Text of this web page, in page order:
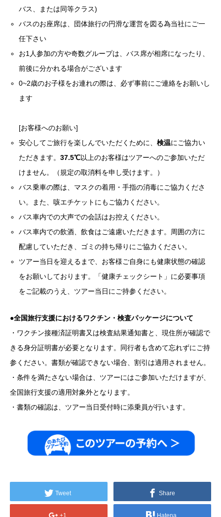
バス、または同等クラス)
バスのお座席は、団体旅行の円滑な運営を図る為当社にご一
任下さい
お1人参加の方や奇数グループは、バス席が相席になったり、
前後に分かれる場合がございます
0~2歳のお子様をお連れの際は、必ず事前にご連絡をお願いし
ます
[お客様へのお願い]
安心してご旅行を楽しんでいただくために、検温にご協力い
ただきます。37.5℃以上のお客様はツアーへのご参加いただ
けません。（規定の取消料を申し受けます。）
バス乗車の際は、マスクの着用・手指の消毒にご協力くださ
い。また、咳エチケットにもご協力ください。
バス車内での大声での会話はお控えください。
バス車内での飲酒、飲食はご遠慮いただきます。周囲の方に
配慮していただき、ゴミの持ち帰りにご協力ください。
ツアー当日を迎えるまで、お客様ご自身にも健康状態の確認
をお願いしております。「健康チェックシート」に必要事項
をご記載のうえ、ツアー当日にご持参ください。
●全国旅行支援におけるワクチン・検査パッケージについて
・ワクチン接種済証明書又は検査結果通知書と、現住所が確認で
きる身分証明書が必要となります。同行者も含めて忘れずにご持
参ください。書類が確認できない場合、割引は適用されません。
・条件を満たさない場合は、ツアーにはご参加いただけますが、
全国旅行支援の適用対象外となります。
・書類の確認は、ツアー当日受付時に添乗員が行います。
Tweet Share